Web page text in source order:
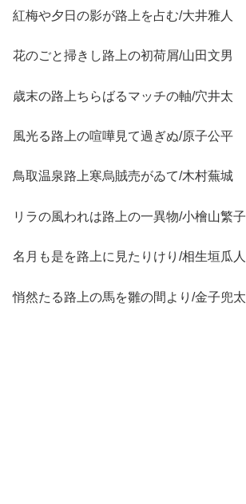
紅梅や夕日の影が路上を占む/大井雅人
花のごと掃きし路上の初荷屑/山田文男
歳末の路上ちらばるマッチの軸/穴井太
風光る路上の喧嘩見て過ぎぬ/原子公平
鳥取温泉路上寒烏賊売がゐて/木村蕪城
リラの風われは路上の一異物/小檜山繁子
名月も是を路上に見たりけり/相生垣瓜人
悄然たる路上の馬を雛の間より/金子兜太